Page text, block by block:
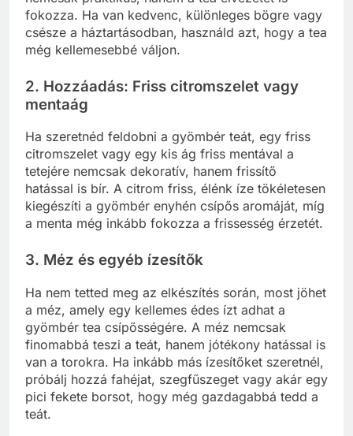
fokozza. Ha van kedvenc, különleges bögre vagy
csésze a háztartásodban, használd azt, hogy a tea
még kellemesebbé váljon.
2. Hozzáadás: Friss citromszelet vagy
mentaág
Ha szeretnéd feldobni a gyömbér teát, egy friss
citromszelet vagy egy kis ág friss mentával a
tetejére nemcsak dekoratív, hanem frissítő
hatással is bír. A citrom friss, élénk íze tökéletesen
kiegészíti a gyömbér enyhén csípős aromáját, míg
a menta még inkább fokozza a frissesség érzetét.
3. Méz és egyéb ízesítők
Ha nem tetted meg az elkészítés során, most jöhet
a méz, amely egy kellemes édes ízt adhat a
gyömbér tea csípősségére. A méz nemcsak
finomabbá teszi a teát, hanem jótékony hatással is
van a torokra. Ha inkább más ízesítőket szeretnél,
próbálj hozzá fahéjat, szegfűszeget vagy akár egy
pici fekete borsot, hogy még gazdagabbá tedd a
teát.